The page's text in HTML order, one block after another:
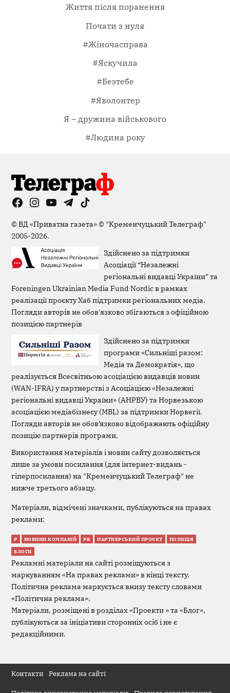
Життя після поранення
Почати з нуля
#Жіночасправа
#Яскучила
#Безтебе
#Яволонтер
Я – дружина військового
#Людина року
FacebookInstagram
YouTubeTelegramTikTok
©ВД «Приватна газета»© "Кременчуцький Телеграф"
2005-2026.
Здійснено за підтримки
Асоціації “Незалежні
регіональні видавці України” та
Foreningen Ukrainian Media Fund Nordic в рамках
реалізації проєкту Хаб підтримки регіональних медіа.
Погляди авторів не обов'язково збігаються з офіційною
позицією партнерів
Здійснено за підтримки
програми «Сильніші разом:
Медіа та Демократія», що
реалізується Всесвітньою асоціацією видавців новин
(WAN-IFRA) у партнерстві з Асоціацією «Незалежні
регіональні видавці України» (АНРВУ) та Норвезькою
асоціацією медіабізнесу (MBL) за підтримки Норвегії.
Погляди авторів не обов’язково відображають офіційну
позицію партнерів програми.
Використання матеріалів і новин сайту дозволяється
лише за умови посилання (для інтернет-видань -
гіперпосилання) на "Кременчуцький Телеграф" не
нижче третього абзацу.
Матеріали, відмічені значками, публікуються на правах
реклами:
Р НОВИНИ КОМПАНІЙ PR ПАРТНЕРСЬКИЙ ПРОЄКТ ПОЗИЦІЯ
БЛОГИ
Рекламні матеріали на сайті розміщуються з
маркуванням «На правах реклами» в кінці тексту.
Політична реклама маркується внизу тексту словами
«Політична реклама».
Матеріали, розміщені в розділах «Проекти » та «Блог»,
публікуються за ініціативи сторонніх осіб і не є
редакційними.
Контакти Реклама на сайті